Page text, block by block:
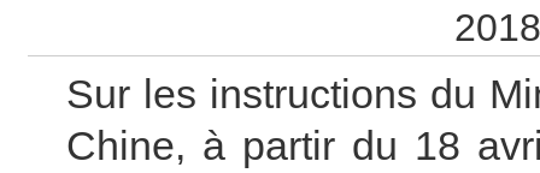
Sur les instructions du
Chine, à partir du 18 a